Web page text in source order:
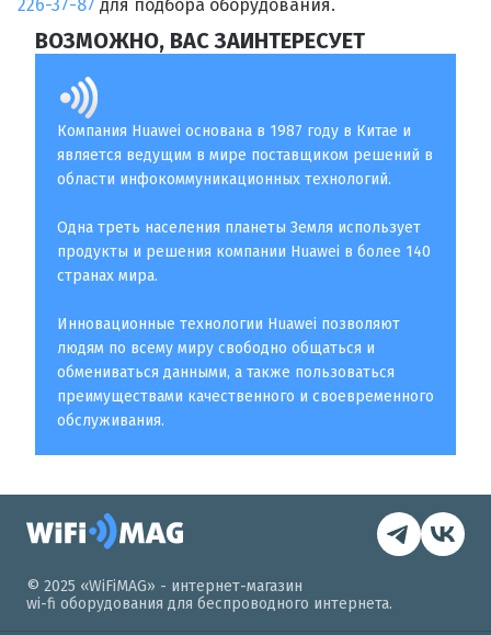
226-37-87 для подбора оборудования.
ВОЗМОЖНО, ВАС ЗАИНТЕРЕСУЕТ
Компания Huawei основана в 1987 году в Китае и
является ведущим в мире поставщиком решений в
области инфокоммуникационных технологий.
Одна треть населения планеты Земля использует
продукты и решения компании Huawei в более 140
странах мира.
Инновационные технологии Huawei позволяют
людям по всему миру свободно общаться и
обмениваться данными, а также пользоваться
преимуществами качественного и своевременного
обслуживания.
© 2025 «WiFiMAG» - интернет-магазин
wi-fi оборудования для беспроводного интернета.